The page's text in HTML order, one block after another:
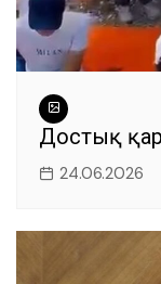
Достық
24.06.2026